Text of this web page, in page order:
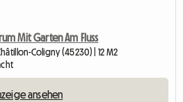
Mit Garten Am Fluss
Coligny (45230) | 12 M2
ansehen